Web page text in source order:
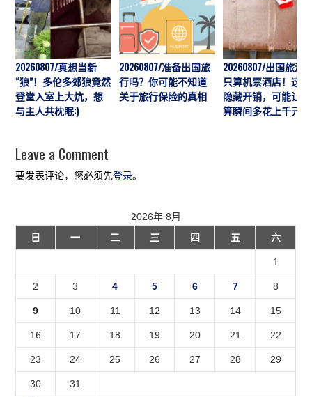
20260807/真想当新
“狼”！多伦多郊狼竟然
登堂入室上大炕，想
与主人共枕眠:)
20260807/准备出国旅
行吗？你可能不知道
关于旅行保险的真相
20260807/出国旅游
只算机票酒店！这7
隐藏开销，可能让预
算瞬间多花上千元
Leave a Comment
要发表评论，您必须先登录。
2026年 8月
日
一 二 三 四 五 六
1
2 3 4 5 6 7 8
9 10 11 12 13 14 15
16 17 18 19 20 21 22
23 24 25 26 27 28 29
30
31